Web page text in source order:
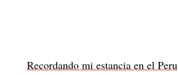
Recordando mi estancia en el Peru